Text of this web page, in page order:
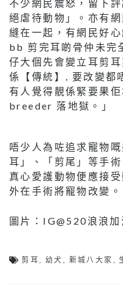
不少網民震怒，留下
絕虐待動物」。亦有
縫在一起，有網民好
bb 剪完耳啲骨仲未完
仔大個先會變立耳剪
係【傳統】, 要改變都
有人覺得靚係緊要果
breeder 落地獄。」
唔少人為咗追求寵物
耳」、「剪尾」等手
真心愛護動物便應接
外在手術將寵物改變。
圖片：IG@520浪浪加
剪耳 ,幼犬 新城八大家